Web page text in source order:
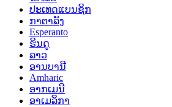
ປະເທດແບນຊິກ
ກາຕາລັງ
Esperanto
ຮິນດູ
ລາວ
ອານບານີ
Amharic
ອາກເມນີ
ອາເມລິກາ